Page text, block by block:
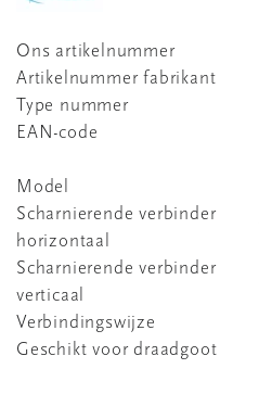
Ons artikelnummer
Artikelnummer fabrikant
Type nummer
EAN-code
Model
Scharnierende verbinder
horizontaal
Scharnierende verbinder
verticaal
Verbindingswijze
Geschikt voor draadgoot